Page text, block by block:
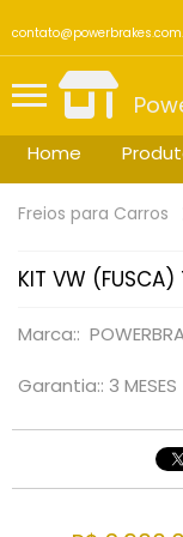
Home
Freios para Carros
KIT VW (FUSCA)
Marca::
Garantia:: 3